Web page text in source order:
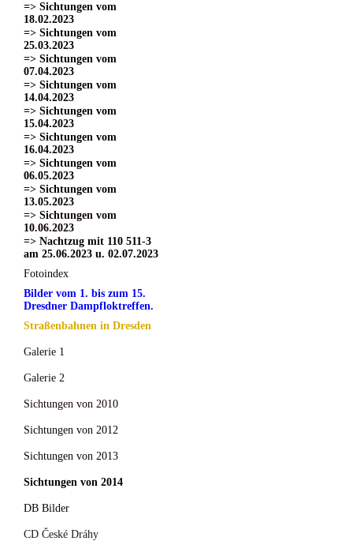
=> Sichtungen vom
18.02.2023
=> Sichtungen vom
25.03.2023
=> Sichtungen vom
07.04.2023
=> Sichtungen vom
14.04.2023
=> Sichtungen vom
15.04.2023
=> Sichtungen vom
16.04.2023
=> Sichtungen vom
06.05.2023
=> Sichtungen vom
13.05.2023
=> Sichtungen vom
10.06.2023
=> Nachtzug mit 110 511-3
am 25.06.2023 u. 02.07.2023
Fotoindex
Bilder vom 1. bis zum 15.
Dresdner Dampfloktreffen.
Straßenbahnen in Dresden
Galerie 1
Galerie 2
Sichtungen von 2010
Sichtungen von 2012
Sichtungen von 2013
Sichtungen von 2014
DB Bilder
CD České Dráhy